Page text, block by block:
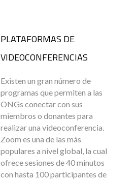
PLATAFORMAS DE
VIDEOCONFERENCIAS
Existen un gran número de
programas que permiten a las
ONGs conectar con sus
miembros o donantes para
realizar una videoconferencia.
Zoom es una de las más
populares a nivel global, la cual
ofrece sesiones de 40 minutos
con hasta 100 participantes de